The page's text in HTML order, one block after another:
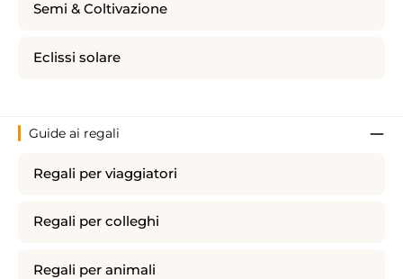
Semi & Coltivazione
Eclissi solare
Guide ai regali
Regali per viaggiatori
Regali per colleghi
Regali per animali